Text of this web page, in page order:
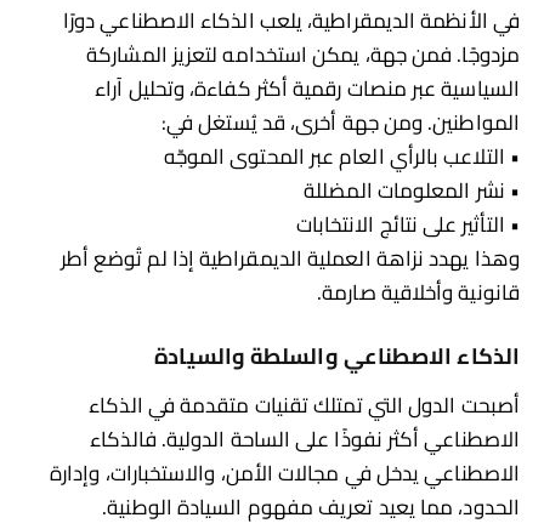
في الأنظمة الديمقراطية، يلعب الذكاء الاصطناعي دورًا
مزدوجًا. فمن جهة، يمكن استخدامه لتعزيز المشاركة
السياسية عبر منصات رقمية أكثر كفاءة، وتحليل آراء
المواطنين. ومن جهة أخرى، قد يُستغل في:
• التلاعب بالرأي العام عبر المحتوى الموجّه
• نشر المعلومات المضللة
• التأثير على نتائج الانتخابات
وهذا يهدد نزاهة العملية الديمقراطية إذا لم تُوضع أطر
قانونية وأخلاقية صارمة.
الذكاء الاصطناعي والسلطة والسيادة
أصبحت الدول التي تمتلك تقنيات متقدمة في الذكاء
الاصطناعي أكثر نفوذًا على الساحة الدولية. فالذكاء
الاصطناعي يدخل في مجالات الأمن، والاستخبارات، وإدارة
الحدود، مما يعيد تعريف مفهوم السيادة الوطنية.